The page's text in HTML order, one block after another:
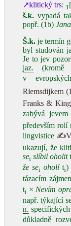
↗klitický trs: 1
š.k. vypadá
popř. (1b) Jana
Š.k. je termín
byl studován
Je to jev
jaz. (kromě
v
Riemsdijkem
Franks &
zabývá jevem
především
lingvistice
ukazují, že
sei slíbil oholit
že sei oholíti)
tázacím
ti × Nevím
např. týkající
n.
důkladně